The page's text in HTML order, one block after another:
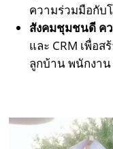
ความร่วมมือกับ
สังคมชุมชนดี ค
และ CRM เพื่อ
ลูกบ้าน พนักงา